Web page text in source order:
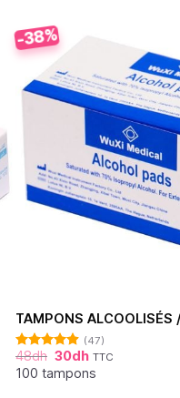
-38%
TAMPONS ALCOOLISÉS /
Note4.87
sur 5
(47)
48dh 30dh TTC
100 tampons